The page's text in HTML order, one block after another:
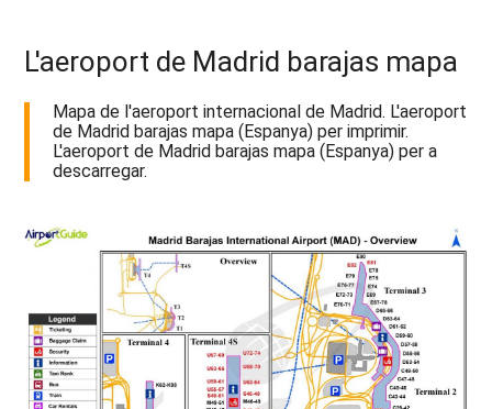
L'aeroport de Madrid barajas mapa
Mapa de l'aeroport internacional de Madrid. L'aeroport
de Madrid barajas mapa (Espanya) per imprimir.
L'aeroport de Madrid barajas mapa (Espanya) per a
descarregar.